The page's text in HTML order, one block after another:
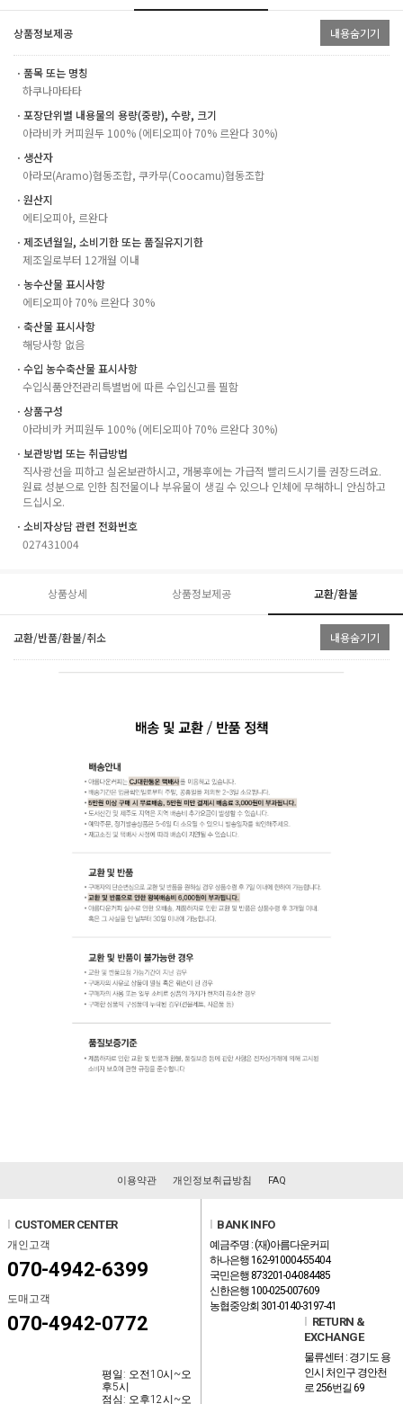
상품정보제공 내용숨기기
ㆍ품목 또는 명칭
하쿠나마타타
ㆍ포장단위별 내용물의 용량(중량), 수량, 크기
아라비카 커피원두 100% (에티오피아 70% 르완다 30%)
ㆍ생산자
아라모(Aramo)협동조합, 쿠카무(Coocamu)협동조합
ㆍ원산지
에티오피아, 르완다
ㆍ제조년월일, 소비기한 또는 품질유지기한
제조일로부터 12개월 이내
ㆍ농수산물 표시사항
에티오피아 70% 르완다 30%
ㆍ축산물 표시사항
해당사항 없음
ㆍ수입 농수축산물 표시사항
수입식품안전관리특별법에 따른 수입신고를 필함
ㆍ상품구성
아라비카 커피원두 100% (에티오피아 70% 르완다 30%)
ㆍ보관방법 또는 취급방법
직사광선을 피하고 실온보관하시고, 개봉후에는 가급적 빨리드시기를 권장드려요.
원료 성분으로 인한 침전물이나 부유물이 생길 수 있으나 인체에 무해하니 안심하고
드십시오.
ㆍ소비자상담 관련 전화번호
027431004
상품상세 상품정보제공 교환/환불
교환/반품/환불/취소 내용숨기기
이용약관 개인정보취급방침 FAQ
CUSTOMER CENTER
개인고객
070-4942-6399
도매고객
070-4942-0772
평일: 오전10시~오
후5시
점심: 오후12시~오
BANK INFO
예금주명 : (재)아름다운커피
하나은행 162-910004-55404
국민은행 873201-04-084485
신한은행 100-025-007609
농협중앙회 301-0140-3197-41
RETURN &
EXCHANGE
물류센터 : 경기도 용
인시 처인구 경안천
로 256번길 69